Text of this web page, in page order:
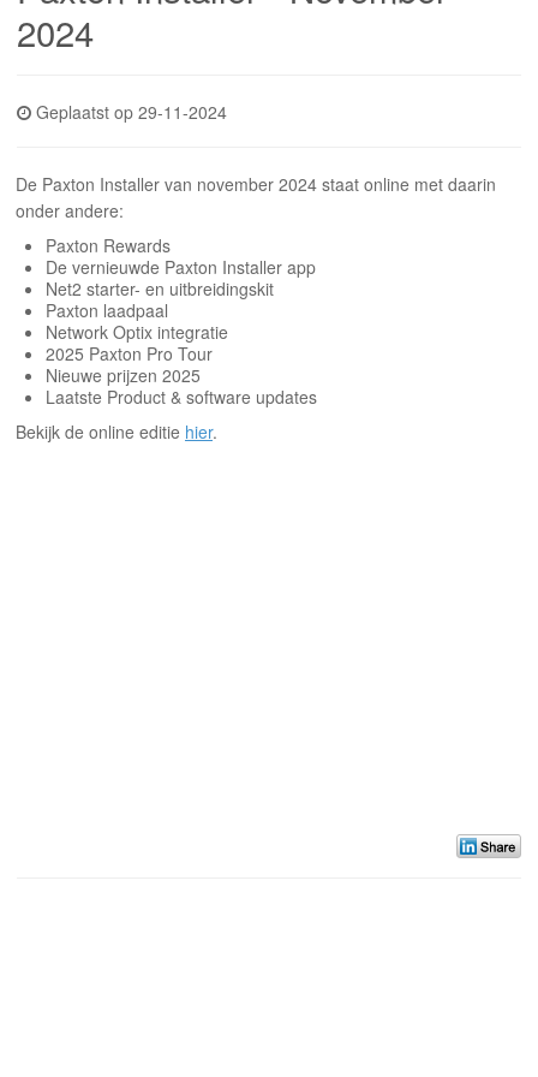
2024
Geplaatst op 29-11-2024
De Paxton Installer van november 2024 staat online met daarin
onder andere:
Paxton Rewards
De vernieuwde Paxton Installer app
Net2 starter- en uitbreidingskit
Paxton laadpaal
Network Optix integratie
2025 Paxton Pro Tour
Nieuwe prijzen 2025
Laatste Product & software updates
Bekijk de online editie hier.